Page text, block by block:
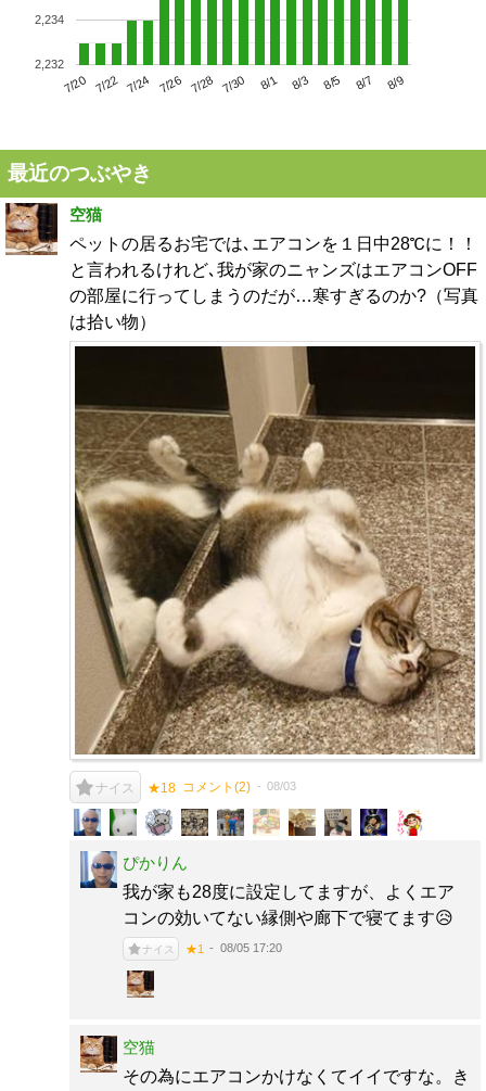
7/20 7/22 7/24 7/26 7/28 7/30 8/1 8/3 8/5 8/7 8/9
2,232
2,234
最近のつぶやき
空猫
ペットの居るお宅では､エアコンを１日中28℃に！！
と言われるけれど､我が家のニャンズはエアコンOFF
の部屋に行ってしまうのだが…寒すぎるのか?（写真
は拾い物）
ナイス ★18 コメント(2) 08/03
ぴかりん
我が家も28度に設定してますが、よくエア
コンの効いてない縁側や廊下で寝てます😥
ナイス ★1 08/05 17:20
空猫
その為にエアコンかけなくてイイですな。き